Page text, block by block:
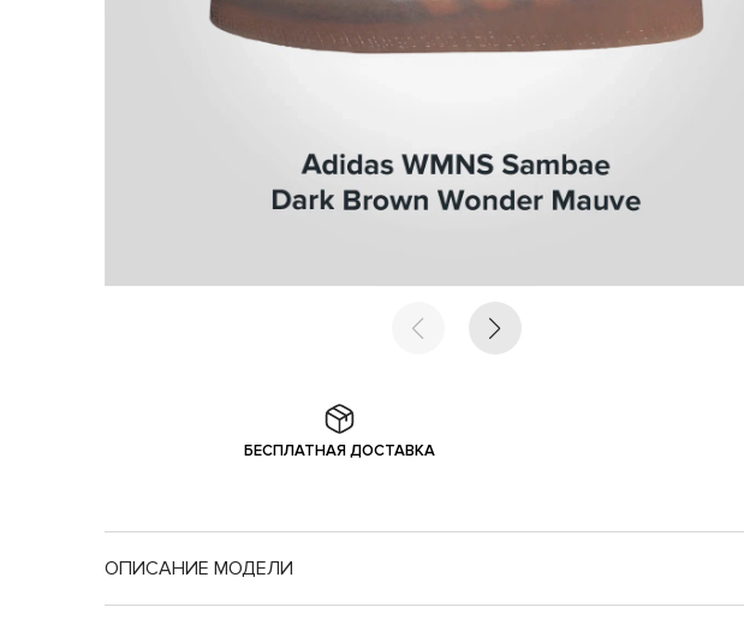
БЕСПЛАТНАЯ ДОСТАВКА
ОПИСАНИЕ МОДЕЛИ